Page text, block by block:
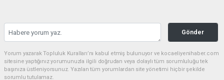
Gönder
Yorum yazarak Topluluk Kuralları’nı kabul etmiş bulunuyor ve kocaeliyenihaber.com
sitesine yaptığınız yorumunuzla ilgili doğrudan veya dolaylı tüm sorumluluğu tek
başınıza üstleniyorsunuz. Yazılan tüm yorumlardan site yönetimi hiçbir şekilde
sorumlu tutulamaz.